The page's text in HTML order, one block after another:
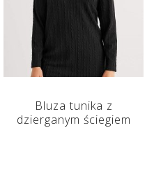
Bluza tunika z
dzierganym ściegiem